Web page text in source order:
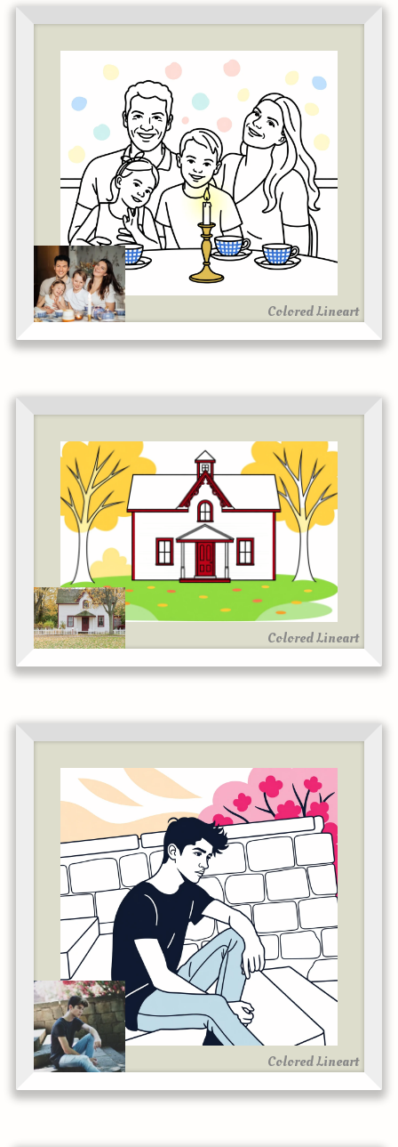
Colored Lineart
Colored Lineart
Colored Lineart